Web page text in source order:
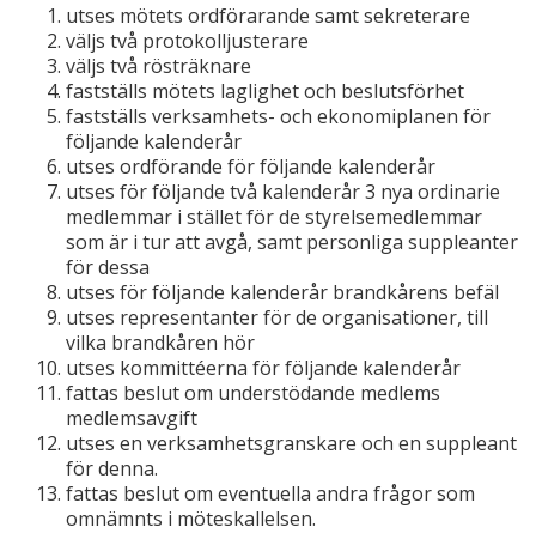
utses mötets ordförarande samt sekreterare
väljs två protokolljusterare
väljs två rösträknare
fastställs mötets laglighet och beslutsförhet
fastställs verksamhets- och ekonomiplanen för
följande kalenderår
utses ordförande för följande kalenderår
utses för följande två kalenderår 3 nya ordinarie
medlemmar i stället för de styrelsemedlemmar
som är i tur att avgå, samt personliga suppleanter
för dessa
utses för följande kalenderår brandkårens befäl
utses representanter för de organisationer, till
vilka brandkåren hör
utses kommittéerna för följande kalenderår
fattas beslut om understödande medlems
medlemsavgift
utses en verksamhetsgranskare och en suppleant
för denna.
fattas beslut om eventuella andra frågor som
omnämnts i möteskallelsen.